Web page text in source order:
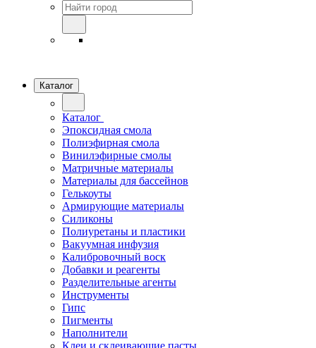
Каталог
Каталог
Эпоксидная смола
Полиэфирная смола
Винилэфирные смолы
Матричные материалы
Материалы для бассейнов
Гелькоуты
Армирующие материалы
Силиконы
Полиуретаны и пластики
Вакуумная инфузия
Калибровочный воск
Добавки и реагенты
Разделительные агенты
Инструменты
Гипс
Пигменты
Наполнители
Клеи и склеивающие пасты